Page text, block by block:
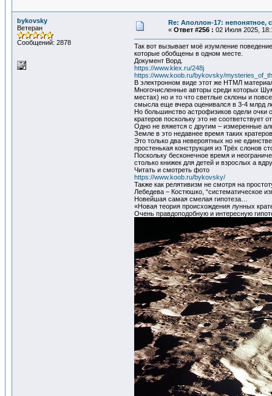
bykovsky
Ветеран
Сообщений: 2878
Re: Аполлон-17: непонятное,
« Ответ #256 : 02 Июля 2025,
Так вот вызывает моё изумление
которые обобщены в одном месте.
Документ Ворд.
https://www.klex.ru/248j
https://www.koob.ru/bykovsky/
В электронном виде этот же НТМЛ
Многочисленные авторы среди которых
местах) но и то что светлые склоны и
смысла еще вчера оценивался в 3-4 млрд
Но большинство астрофизиков одели очки
кратеров поскольку это не
Одно не вяжется с другим – измеренные
Земле в это недавнее время таких
Это только два невероятных но не
простенькая конструкция из Трёх слонов
Поскольку бесконечное время и
столько книжек для детей и взрослых а
Читать и смотреть фото
https://www.koob.ru/bykovsky/
Также как релятивизм не смотря на
Лебедева – Костюшко, “систематическое
Новейшая самая смелая гипотеза…
«Новая теория происхождения лунных
Очень правдоподобную и интересную